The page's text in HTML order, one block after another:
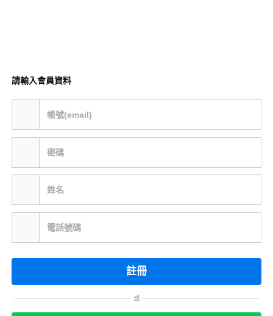
請輸入會員資料
帳號(email)
密碼
姓名
電話號碼
註冊
或